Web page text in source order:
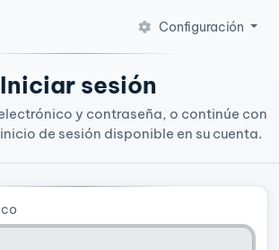
Configuración
Iniciar sesión
y contraseña, o continúe con
de sesión disponible en su cuenta.